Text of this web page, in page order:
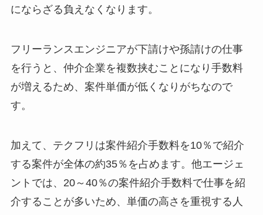
にならざる負えなくなります。
フリーランスエンジニアが下請けや孫請けの仕事
を行うと、仲介企業を複数挟むことになり手数料
が増えるため、案件単価が低くなりがちなので
す。
加えて、テクフリは案件紹介手数料を10％で紹介
する案件が全体の約35％を占めます。他エージェ
ントでは、20～40％の案件紹介手数料で仕事を紹
介することが多いため、単価の高さを重視する人